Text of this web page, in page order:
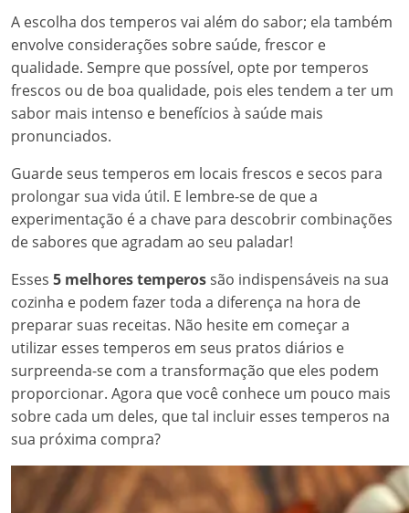
A escolha dos temperos vai além do sabor; ela também
envolve considerações sobre saúde, frescor e
qualidade. Sempre que possível, opte por temperos
frescos ou de boa qualidade, pois eles tendem a ter um
sabor mais intenso e benefícios à saúde mais
pronunciados.
Guarde seus temperos em locais frescos e secos para
prolongar sua vida útil. E lembre-se de que a
experimentação é a chave para descobrir combinações
de sabores que agradam ao seu paladar!
Esses 5 melhores temperossão indispensáveis na sua
cozinha e podem fazer toda a diferença na hora de
preparar suas receitas. Não hesite em começar a
utilizar esses temperos em seus pratos diários e
surpreenda-se com a transformação que eles podem
proporcionar. Agora que você conhece um pouco mais
sobre cada um deles, que tal incluir esses temperos na
sua próxima compra?